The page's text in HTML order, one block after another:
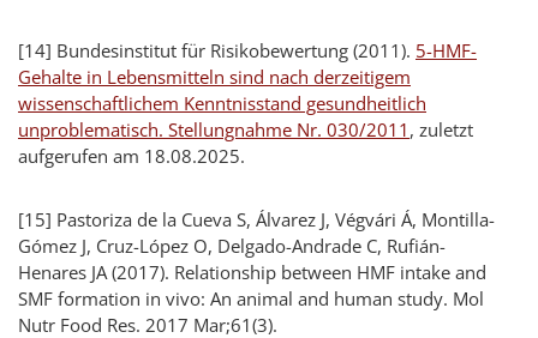
[14] Bundesinstitut für Risikobewertung (2011). 5-HMF-
Gehalte in Lebensmitteln sind nach derzeitigem
wissenschaftlichem Kenntnisstand gesundheitlich
unproblematisch. Stellungnahme Nr. 030/2011 , zuletzt
aufgerufen am 18.08.2025.
[15] Pastoriza de la Cueva S, Álvarez J, Végvári Á, Montilla-
Gómez J, Cruz-López O, Delgado-Andrade C, Rufián-
Henares JA (2017). Relationship between HMF intake and
SMF formation in vivo: An animal and human study. Mol
Nutr Food Res. 2017 Mar;61(3).